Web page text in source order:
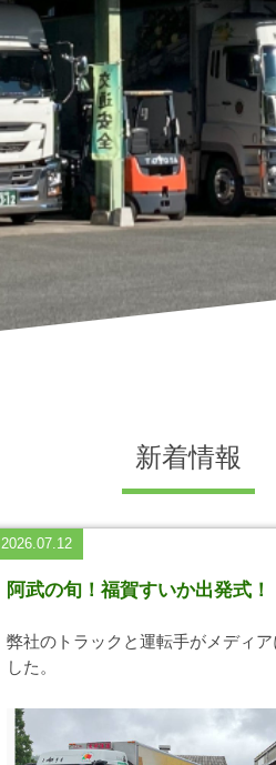
新着情報
2026.07.12
阿武の旬！福賀すいか出発式！
弊社のトラックと運転手がメディア
した。